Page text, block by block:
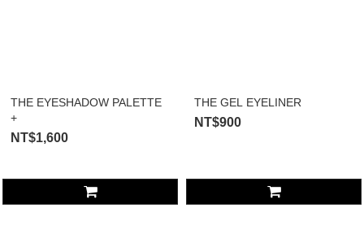
THE EYESHADOW PALETTE
+
NT$1,600
THE GEL EYELINER
NT$900